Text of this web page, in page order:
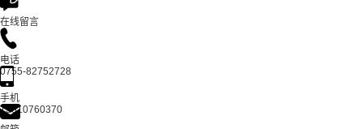
在线留言
电话
0755-82752728
手机
13510760370